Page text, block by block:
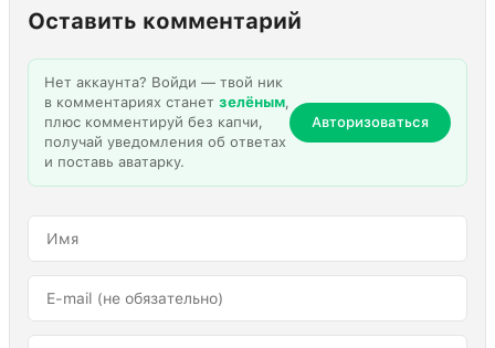
Оставить комментарий
Нет аккаунта? Войди — твой ник
в комментариях станет зелёным,
плюс комментируй без капчи,
получай уведомления об ответах
и поставь аватарку.
Авторизоваться